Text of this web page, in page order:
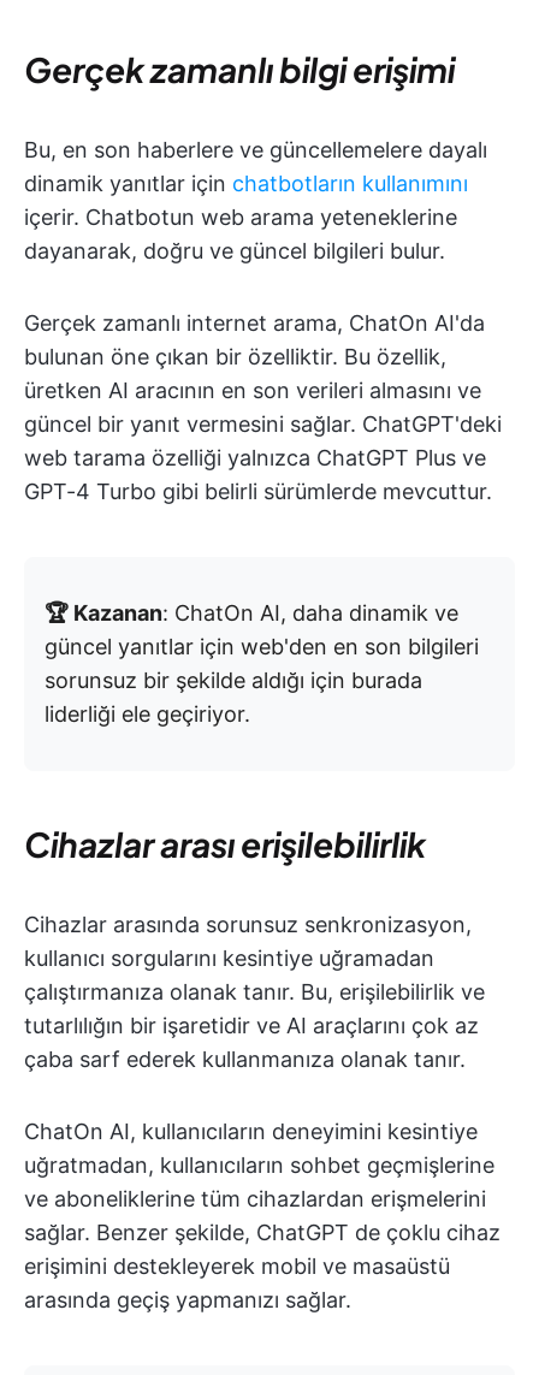
Gerçek zamanlı bilgi erişimi
Bu, en son haberlere ve güncellemelere dayalı
dinamik yanıtlar için chatbotların kullanımını
içerir. Chatbotun web arama yeteneklerine
dayanarak, doğru ve güncel bilgileri bulur.
Gerçek zamanlı internet arama, ChatOn AI'da
bulunan öne çıkan bir özelliktir. Bu özellik,
üretken AI aracının en son verileri almasını ve
güncel bir yanıt vermesini sağlar. ChatGPT'deki
web tarama özelliği yalnızca ChatGPT Plus ve
GPT-4 Turbo gibi belirli sürümlerde mevcuttur.
🏆 Kazanan: ChatOn AI, daha dinamik ve
güncel yanıtlar için web'den en son bilgileri
sorunsuz bir şekilde aldığı için burada
liderliği ele geçiriyor.
Cihazlar arası erişilebilirlik
Cihazlar arasında sorunsuz senkronizasyon,
kullanıcı sorgularını kesintiye uğramadan
çalıştırmanıza olanak tanır. Bu, erişilebilirlik ve
tutarlılığın bir işaretidir ve AI araçlarını çok az
çaba sarf ederek kullanmanıza olanak tanır.
ChatOn AI, kullanıcıların deneyimini kesintiye
uğratmadan, kullanıcıların sohbet geçmişlerine
ve aboneliklerine tüm cihazlardan erişmelerini
sağlar. Benzer şekilde, ChatGPT de çoklu cihaz
erişimini destekleyerek mobil ve masaüstü
arasında geçiş yapmanızı sağlar.